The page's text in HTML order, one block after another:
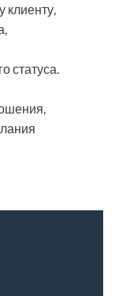
клиенту,
статуса.